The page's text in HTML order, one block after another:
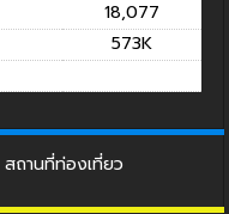
18,077
573K
สถานที่ท่องเที่ยว